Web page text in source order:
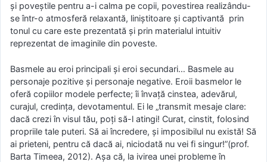
și poveștile pentru a-i calma pe copii, povestirea realizându-
se într-o atmosferă relaxantă, liniștitoare și captivantă prin
tonul cu care este prezentată și prin materialul intuitiv
reprezentat de imaginile din poveste.
Basmele au eroi principali și eroi secundari… Basmele au
personaje pozitive și personaje negative. Eroii basmelor le
oferă copiilor modele perfecte; îi învață cinstea, adevărul,
curajul, credința, devotamentul. Ei le „transmit mesaje clare:
dacă crezi în visul tău, poți să-l atingi! Curat, cinstit, folosind
propriile tale puteri. Să ai încredere, și imposibilul nu există! Să
ai prieteni, pentru că dacă ai, niciodată nu vei fi singur!”(prof.
Barta Timeea, 2012). Așa că, la ivirea unei probleme în